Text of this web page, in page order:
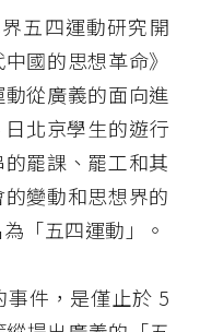
五四運動研究開
國的思想革命》
從廣義的面向進
日北京學生的遊行
罷課、罷工和其
變動和思想界的
「五四運動」。
件，是僅止於 5